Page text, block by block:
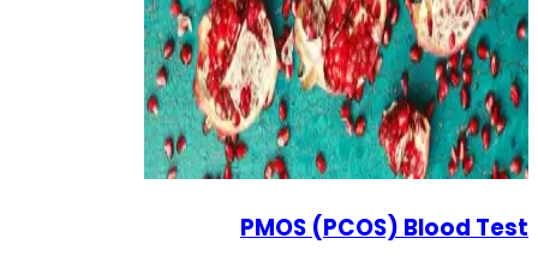
PMOS (PCOS) Blood Test